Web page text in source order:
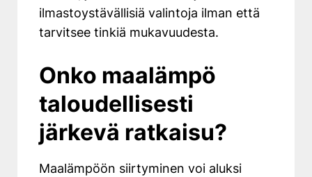
ilmastoystävällisiä valintoja ilman että
tarvitsee tinkiä mukavuudesta.
Onko maalämpö
taloudellisesti
järkevä ratkaisu?
Maalämpöön siirtyminen voi aluksi